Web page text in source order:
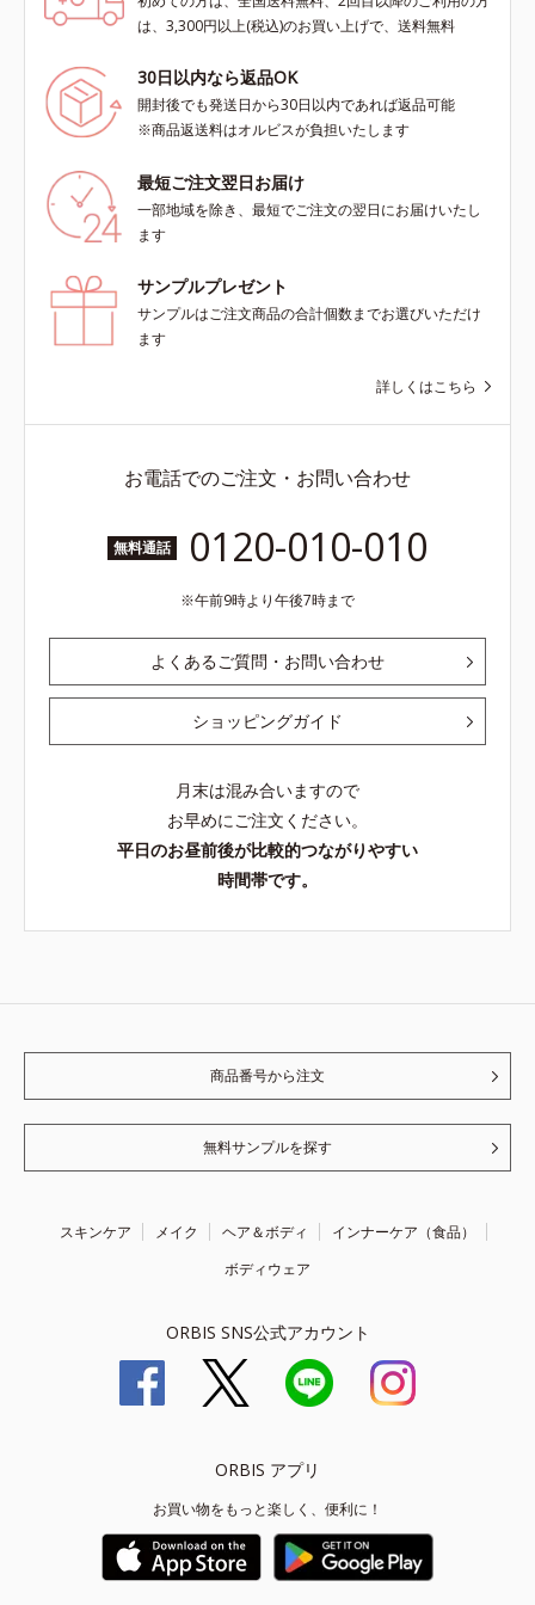
は、3,300円以上(税込)のお買い上げで、送料無料
30日以内なら返品OK
開封後でも発送日から30日以内であれば返品可能
※商品返送料はオルビスが負担いたします
最短ご注文翌日お届け
一部地域を除き、最短でご注文の翌日にお届けいたし
ます
サンプルプレゼント
サンプルはご注文商品の合計個数までお選びいただけ
ます
詳しくはこちら
お電話でのご注文・お問い合わせ
無料通話 0120-010-010
午前9時より午後7時まで
よくあるご質問・お問い合わせ
ショッピングガイド
月末は混み合いますので
お早めにご注文ください。
平日のお昼前後が比較的つながりやすい
時間帯です。
商品番号から注文
無料サンプルを探す
スキンケア メイク ヘア＆ボディ
インナーケア（食品）
ボディウェア
ORBIS SNS公式アカウント
ORBIS アプリ
お買い物をもっと楽しく、便利に！